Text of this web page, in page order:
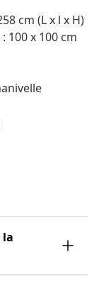
cm (L x l x H)
100 x 100 cm